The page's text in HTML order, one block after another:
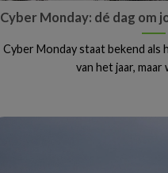
Cyber Monday: dé dag om
Cyber Monday staat bekend als
van het jaar, maar